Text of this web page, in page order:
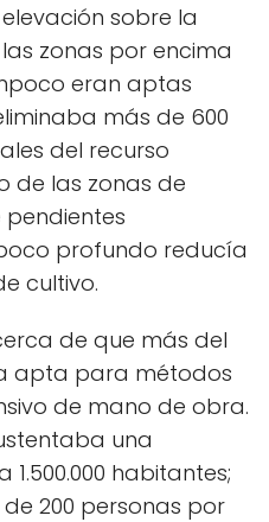
sobre la
zonas por encima
eran aptas
más de 600
del recurso
de las zonas de
profundo reducía
cultivo.
de que más del
apta para métodos
de mano de obra.
una
1.500.000 habitantes;
200 personas por